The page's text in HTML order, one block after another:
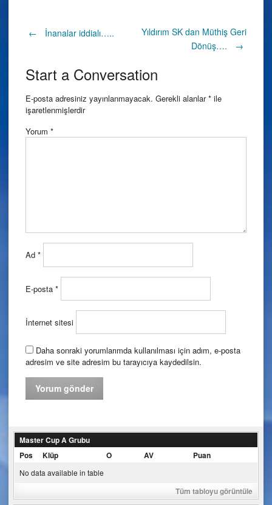
Post
navigation
← İnanalar iddialı…..
Yıldırım SK dan Müthiş Geri
Dönüş….
→
Start a Conversation
E-posta adresiniz yayınlanmayacak. Gerekli alanlar* ile
işaretlenmişlerdir
Yorum *
Ad *
E-posta *
İnternet sitesi
Daha sonraki yorumlarımda kullanılması için adım, e-posta
adresim ve site adresim bu tarayıcıya kaydedilsin.
Master Cup A Grubu
Pos
Klüp O AV Puan
No data available in table
Tüm tabloyu görüntüle